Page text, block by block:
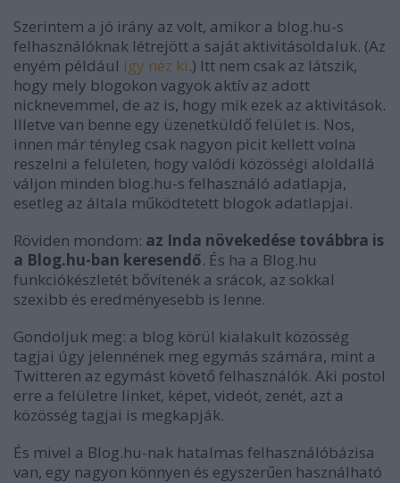
Szerintem a jó irány az volt, amikor a blog.hu-s
felhasználóknak létrejött a saját aktivitásoldaluk. (Az
enyém például így néz ki.) Itt nem csak az látszik,
hogy mely blogokon vagyok aktív az adott
nicknevemmel, de az is, hogy mik ezek az aktivitások.
Illetve van benne egy üzenetküldő felület is. Nos,
innen már tényleg csak nagyon picit kellett volna
reszelni a felületen, hogy valódi közösségi aloldallá
váljon minden blog.hu-s felhasználó adatlapja,
esetleg az általa működtetett blogok adatlapjai.
Röviden mondom: az Inda növekedése továbbra is
a Blog.hu-ban keresendő. És ha a Blog.hu
funkciókészletét bővítenék a srácok, az sokkal
szexibb és eredményesebb is lenne.
Gondoljuk meg: a blog körül kialakult közösség
tagjai úgy jelennének meg egymás számára, mint a
Twitteren az egymást követő felhasználók. Aki postol
erre a felületre linket, képet, videót, zenét, azt a
közösség tagjai is megkapják.
És mivel a Blog.hu-nak hatalmas felhasználóbázisa
van, egy nagyon könnyen és egyszerűen használható